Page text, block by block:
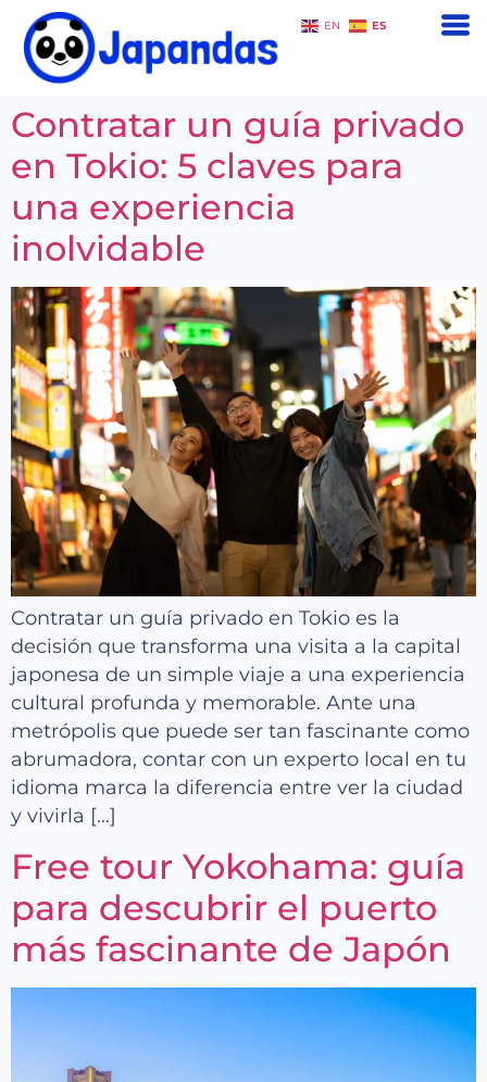
EN ES
Contratar un guía privado
en Tokio: 5 claves para
una experiencia
inolvidable
Contratar un guía privado en Tokio es la
decisión que transforma una visita a la capital
japonesa de un simple viaje a una experiencia
cultural profunda y memorable. Ante una
metrópolis que puede ser tan fascinante como
abrumadora, contar con un experto local en tu
idioma marca la diferencia entre ver la ciudad
y vivirla […]
Free tour Yokohama: guía
para descubrir el puerto
más fascinante de Japón